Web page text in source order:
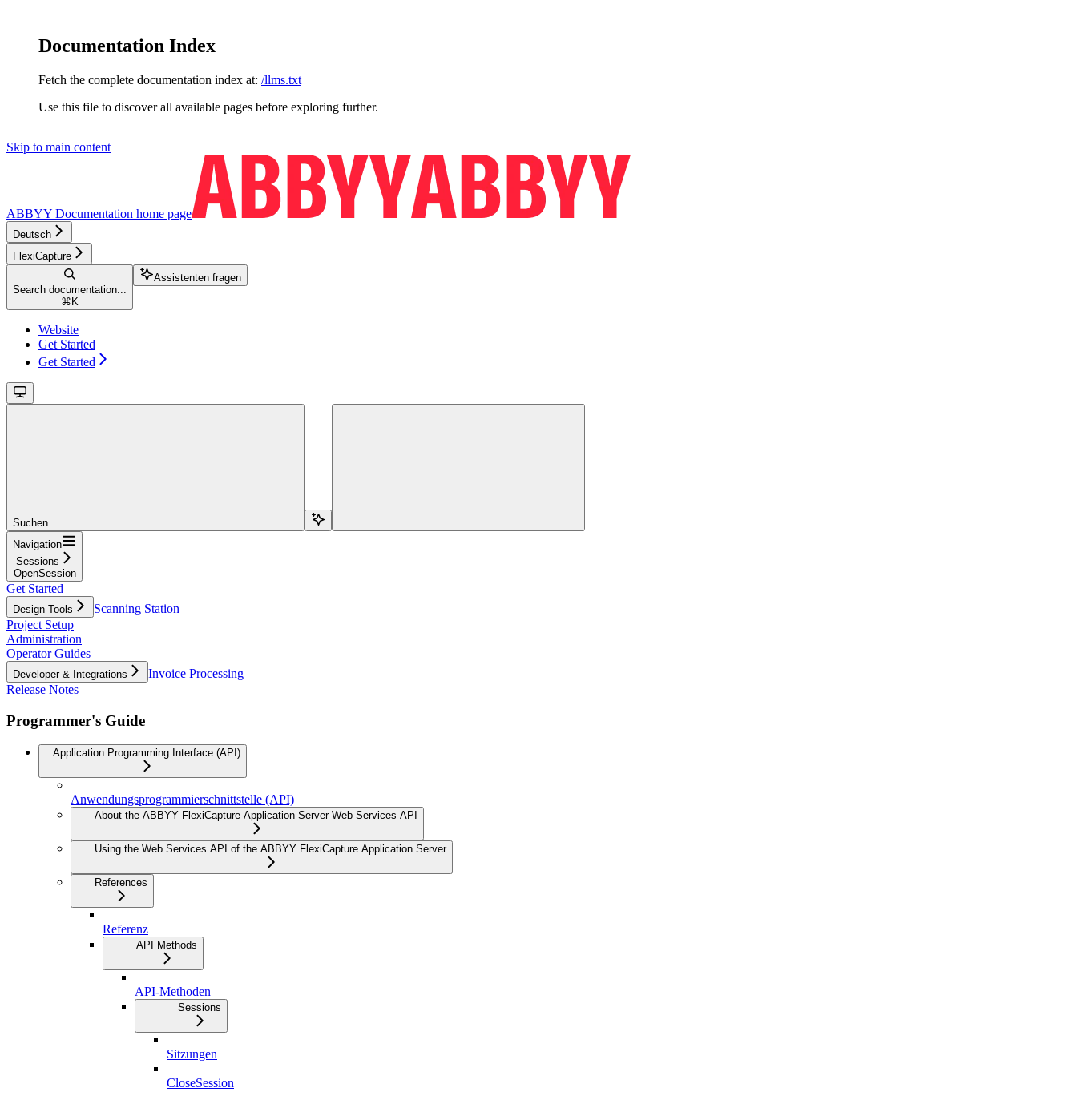
Documentation Index
Fetch the complete documentation index at: /llms.txt
Use this file to discover all available pages before exploring further.
Skip to main content
ABBYY Documentation home page
Deutsch
FlexiCapture
Search documentation...
⌘ K
Assistenten fragen
Website
Get Started
Get Started
Suchen...
Navigation
Sessions
OpenSession
Get Started
Design Tools
Scanning Station
Project Setup
Administration
Operator Guides
Developer & Integrations
Invoice Processing
Release Notes
Programmer's Guide
Application Programming Interface (API)
Anwendungsprogrammierschnittstelle (API)
About the ABBYY FlexiCapture Application Server Web Services API
Using the Web Services API of the ABBYY FlexiCapture Application Server
References
Referenz
API Methods
API-Methoden
Sessions
Sitzungen
CloseSession